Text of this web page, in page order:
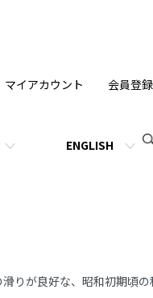
ENGLISH
マイアカウント 会員登録
りが良好な、昭和初期頃の